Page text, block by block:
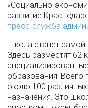
«Социально-
развитие
пресс-служба
Школа станет
Здесь разместят 62
образования. Всего
около 100
назначения. Это